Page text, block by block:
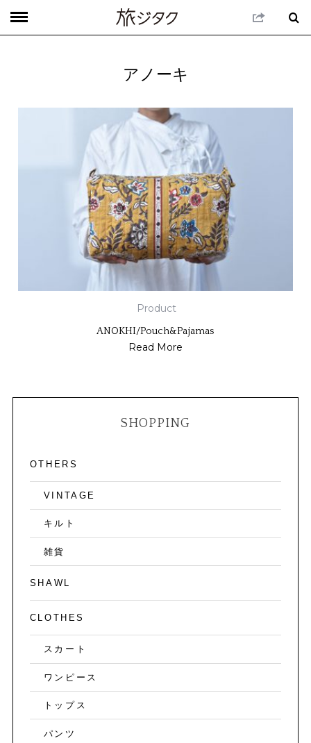
アノーキ
Product
ANOKHI/Pouch&Pajamas
Read More
SHOPPING
OTHERS
VINTAGE
キルト
雑貨
SHAWL
CLOTHES
スカート
ワンピース
トップス
パンツ